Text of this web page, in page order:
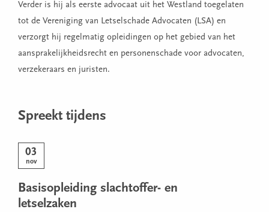
Verder is hij als eerste advocaat uit het Westland toegelaten
tot de Vereniging van Letselschade Advocaten (LSA) en
verzorgt hij regelmatig opleidingen op het gebied van het
aansprakelijkheidsrecht en personenschade voor advocaten,
verzekeraars en juristen.
Spreekt tijdens
03
nov
Basisopleiding slachtoffer- en
letselzaken